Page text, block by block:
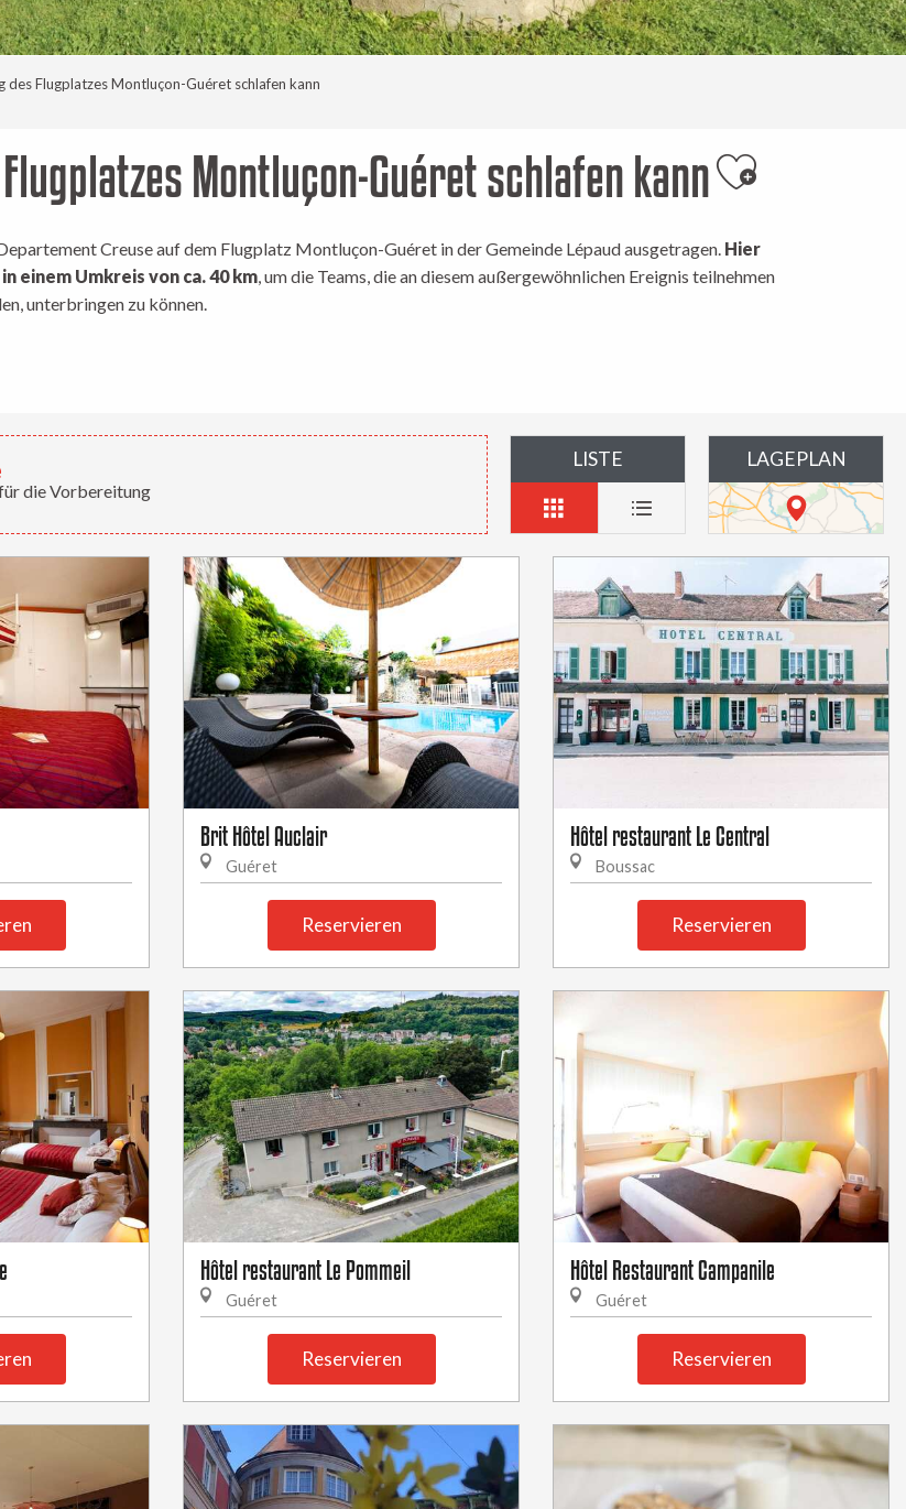
des Flugplatzes Montluçon-Guéret schlafen kann
Montluçon-Guéret schlafen kannAjouter
Creuse auf dem Flugplatz Montluçon-Guéret in der Gemeinde Lépaud ausgetragen. Hier
einem Umkreis von ca. 40 km, um die Teams, die an diesem außergewöhnlichen Ereignis teilnehmen
unterbringen zu können.
die Vorbereitung
LISTE LAGEPLAN
Brit Hôtel Auclair
Guéret
Reservieren
Hôtel restaurant Le Central
Boussac
Reservieren
Hôtel restaurant Le Pommeil
Guéret
Reservieren
Hôtel Restaurant Campanile
Guéret
Reservieren